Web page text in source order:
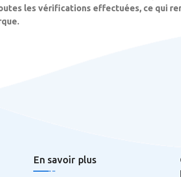
les vérifications effectuées, ce qui
En savoir plus